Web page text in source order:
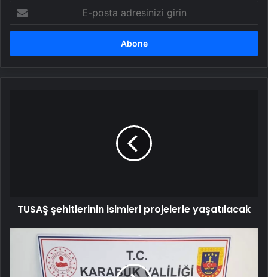
posta
adresinizi
TUSAŞ şehitlerinin isimleri projelerle yaşatılacak
Karabük'te
Operasyonu